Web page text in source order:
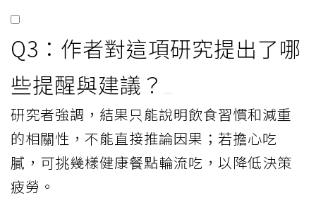
Q3：作者對這項研究提出了哪
些提醒與建議？
研究者強調，結果只能說明飲食習慣和減重
的相關性，不能直接推論因果；若擔心吃
膩，可挑幾樣健康餐點輪流吃，以降低決策
疲勞。